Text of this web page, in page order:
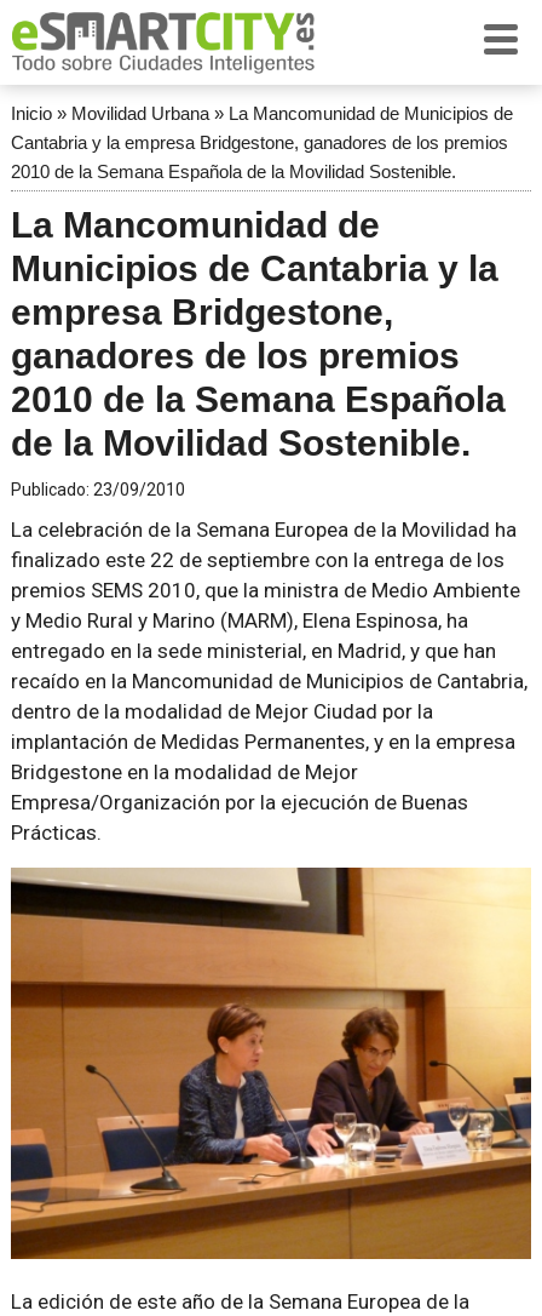
Inicio» Movilidad Urbana» La Mancomunidad de Municipios de
Cantabria y la empresa Bridgestone, ganadores de los premios
2010 de la Semana Española de la Movilidad Sostenible.
La Mancomunidad de
Municipios de Cantabria y la
empresa Bridgestone,
ganadores de los premios
2010 de la Semana Española
de la Movilidad Sostenible.
Publicado: 23/09/2010
La celebración de la Semana Europea de la Movilidad ha
finalizado este 22 de septiembre con la entrega de los
premios SEMS 2010, que la ministra de Medio Ambiente
y Medio Rural y Marino (MARM), Elena Espinosa, ha
entregado en la sede ministerial, en Madrid, y que han
recaído en la Mancomunidad de Municipios de Cantabria,
dentro de la modalidad de Mejor Ciudad por la
implantación de Medidas Permanentes, y en la empresa
Bridgestone en la modalidad de Mejor
Empresa/Organización por la ejecución de Buenas
Prácticas.
La edición de este año de la Semana Europea de la